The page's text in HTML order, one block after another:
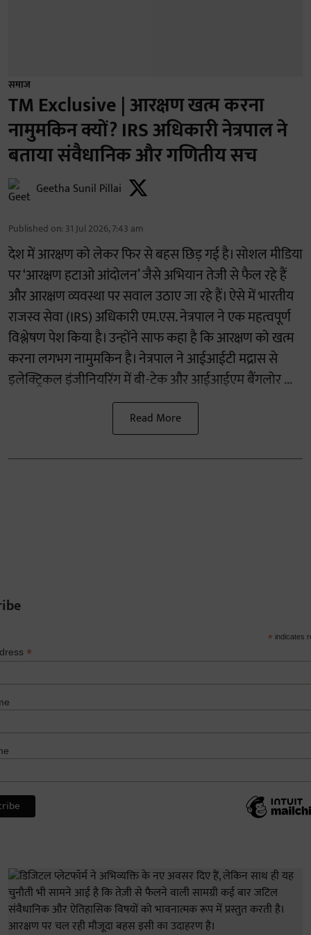
समाज
TM Exclusive | आरक्षण खत्म करना
नामुमकिन क्यों? IRS अधिकारी नेत्रपाल ने
बताया संवैधानिक और गणितीय सच
Geetha Sunil Pillai
Published on: 31 Jul 2026, 7:43 am
देश में आरक्षण को लेकर फिर से बहस छिड़ गई है। सोशल मीडिया
पर ‘आरक्षण हटाओ आंदोलन’ जैसे अभियान तेजी से फैल रहे हैं
और आरक्षण व्यवस्था पर सवाल उठाए जा रहे हैं। ऐसे में भारतीय
राजस्व सेवा (IRS) अधिकारी एम.एस. नेत्रपाल ने एक महत्वपूर्ण
विश्लेषण पेश किया है। उन्होंने साफ कहा है कि आरक्षण को खत्म
करना लगभग नामुमकिन है। नेत्रपाल ने आईआईटी मद्रास से
इलेक्ट्रिकल इंजीनियरिंग में बी-टेक और आईआईएम बैंगलोर ...
Read More
* indicates
*